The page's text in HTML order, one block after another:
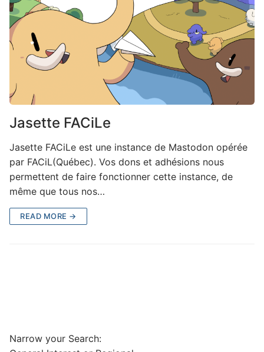
Jasette FACiLe
Jasette FACiLe est une instance de Mastodon opérée
par FACiL(Québec). Vos dons et adhésions nous
permettent de faire fonctionner cette instance, de
même que tous nos…
READ MORE →
Narrow your Search: